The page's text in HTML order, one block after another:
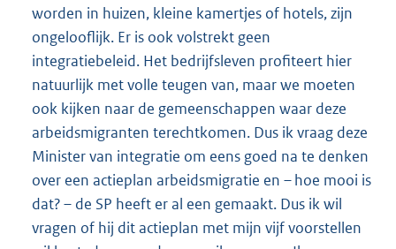
worden in huizen, kleine kamertjes of hotels, zijn
ongelooflijk. Er is ook volstrekt geen
integratiebeleid. Het bedrijfsleven profiteert hier
natuurlijk met volle teugen van, maar we moeten
ook kijken naar de gemeenschappen waar deze
arbeidsmigranten terechtkomen. Dus ik vraag deze
Minister van integratie om eens goed na te denken
over een actieplan arbeidsmigratie en – hoe mooi is
dat? – de SP heeft er al een gemaakt. Dus ik wil
vragen of hij dit actieplan met mijn vijf voorstellen